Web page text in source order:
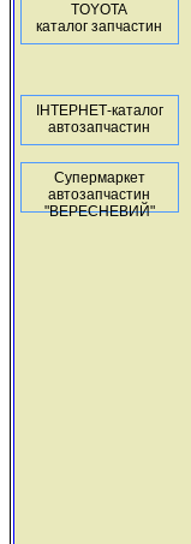
TOYOTA
каталог запчастин
ІНТЕРНЕТ-каталог
автозапчастин
Супермаркет
автозапчастин
"ВЕРЕСНЕВИЙ"